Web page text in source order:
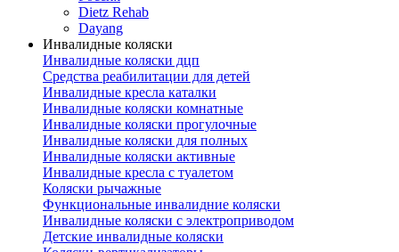
Dietz Rehab
Dayang
Инвалидные коляски
Инвалидные коляски дцп
Средства реабилитации для детей
Инвалидные кресла каталки
Инвалидные коляски комнатные
Инвалидные коляски прогулочные
Инвалидные коляски для полных
Инвалидные коляски активные
Инвалидные кресла с туалетом
Коляски рычажные
Функциональные инвалидние коляски
Инвалидные коляски с электроприводом
Детские инвалидные коляски